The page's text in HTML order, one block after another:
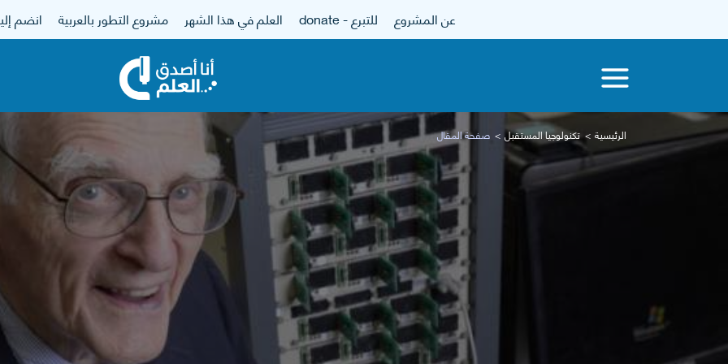
عن المشروع للتبرع - donate العلم في هذا الشهر مشروع التطور بالعربية انضم
الرئيسية تكنولوجيا المستقبل صفحة المقال